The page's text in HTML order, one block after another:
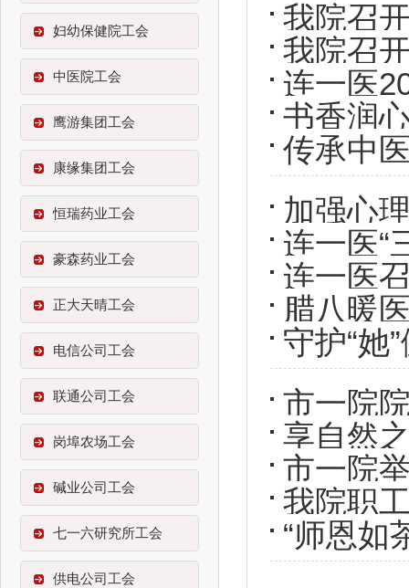
妇幼保健院工会
中医院工会
鹰游集团工会
康缘集团工会
恒瑞药业工会
豪森药业工会
正大天晴工会
电信公司工会
联通公司工会
岗埠农场工会
碱业公司工会
七一六研究所工会
供电公司工会
我院召
我院召
连一医
书香润
传承中
加强心
讲座圆
连一医“
连一医
代表大
腊八暖
守护“她
市一院
圆满落
享自然
2025年
市一院
班
我院职
“师恩如